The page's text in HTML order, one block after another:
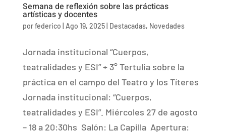
Semana de reflexión sobre las prácticas
artísticas y docentes
porfederico Ago 19, 2025| Destacadas, Novedades
Jornada institucional “Cuerpos,
teatralidades y ESI” + 3° Tertulia sobre la
práctica en el campo del Teatro y los Títeres
Jornada institucional: “Cuerpos,
teatralidades y ESI”. Miércoles 27 de agosto
– 18 a 20:30hs Salón: La Capilla Apertura: